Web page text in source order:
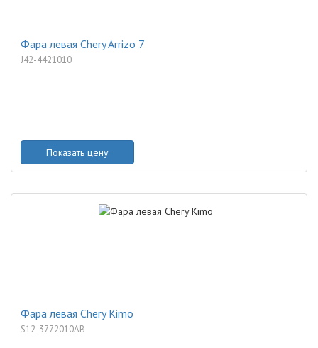
Фара левая Chery Arrizo 7
J42-4421010
Показать цену
Фара левая Chery Kimo
S12-3772010AB